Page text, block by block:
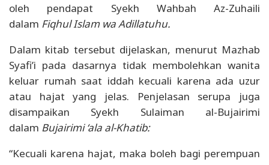
oleh pendapat Syekh Wahbah Az-Zuhaili
dalam Fiqhul Islam wa Adillatuhu.
Dalam kitab tersebut dijelaskan, menurut Mazhab
Syafi’i pada dasarnya tidak membolehkan wanita
keluar rumah saat iddah kecuali karena ada uzur
atau hajat yang jelas. Penjelasan serupa juga
disampaikan Syekh Sulaiman al-Bujairimi
dalam Bujairimi ‘ala al-Khatib:
“Kecuali karena hajat, maka boleh bagi perempuan